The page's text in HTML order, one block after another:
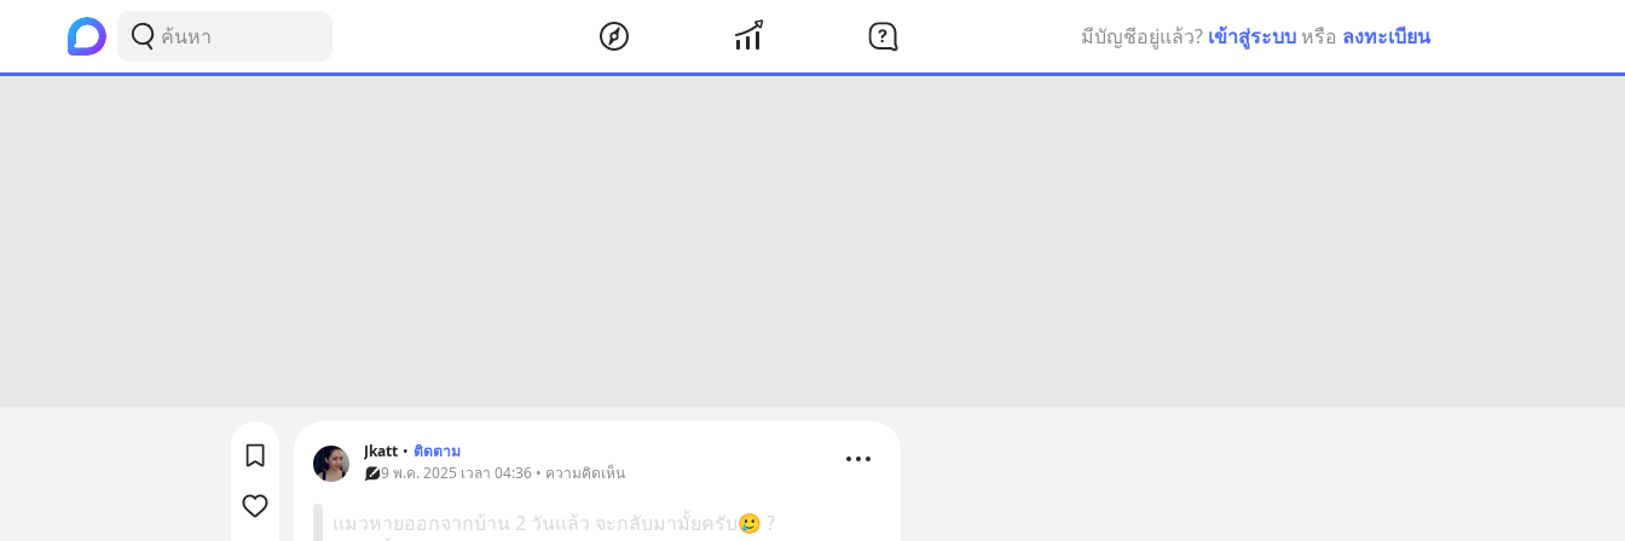
มีบัญชีอยู่แล้ว? เข้าสู่ระบบ หรือ ลงทะเบียน
Jkatt • ติดตาม
9 พ.ค. 2025 เวลา 04:36 • ความคิดเห็น
แมวหายออกจากบ้าน 2 วันแล้ว จะกลับมามั้ยครับ🥲 ?